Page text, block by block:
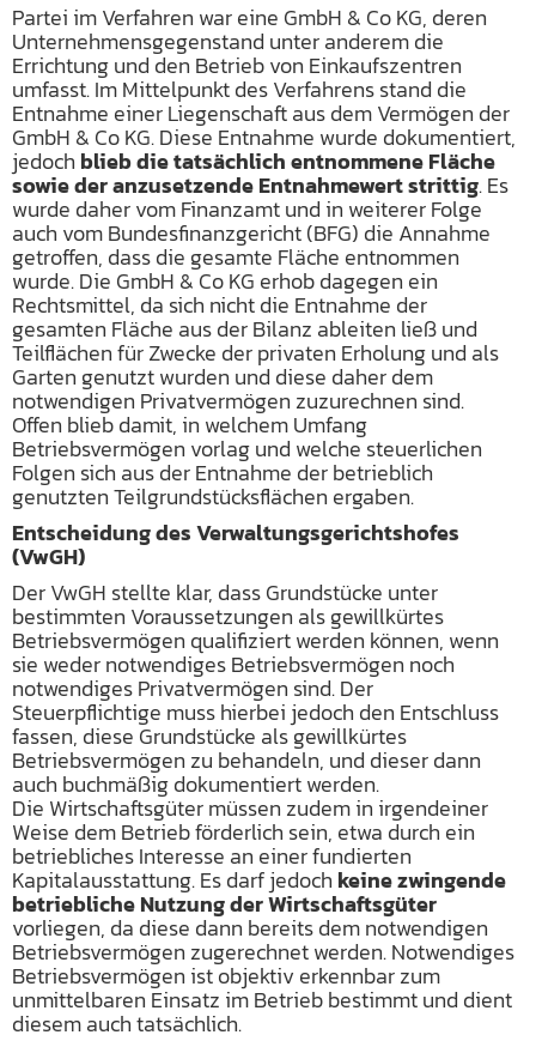
Partei im Verfahren war eine GmbH & Co KG, deren
Unternehmensgegenstand unter anderem die
Errichtung und den Betrieb von Einkaufszentren
umfasst. Im Mittelpunkt des Verfahrens stand die
Entnahme einer Liegenschaft aus dem Vermögen der
GmbH & Co KG. Diese Entnahme wurde dokumentiert,
jedoch blieb die tatsächlich entnommene Fläche
sowie der anzusetzende Entnahmewert strittig. Es
wurde daher vom Finanzamt und in weiterer Folge
auch vom Bundesfinanzgericht (BFG) die Annahme
getroffen, dass die gesamte Fläche entnommen
wurde. Die GmbH & Co KG erhob dagegen ein
Rechtsmittel, da sich nicht die Entnahme der
gesamten Fläche aus der Bilanz ableiten ließ und
Teilflächen für Zwecke der privaten Erholung und als
Garten genutzt wurden und diese daher dem
notwendigen Privatvermögen zuzurechnen sind.
Offen blieb damit, in welchem Umfang
Betriebsvermögen vorlag und welche steuerlichen
Folgen sich aus der Entnahme der betrieblich
genutzten Teilgrundstücksflächen ergaben.
Entscheidung des Verwaltungsgerichtshofes
(VwGH)
Der VwGH stellte klar, dass Grundstücke unter
bestimmten Voraussetzungen als gewillkürtes
Betriebsvermögen qualifiziert werden können, wenn
sie weder notwendiges Betriebsvermögen noch
notwendiges Privatvermögen sind. Der
Steuerpflichtige muss hierbei jedoch den Entschluss
fassen, diese Grundstücke als gewillkürtes
Betriebsvermögen zu behandeln, und dieser dann
auch buchmäßig dokumentiert werden.
Die Wirtschaftsgüter müssen zudem in irgendeiner
Weise dem Betrieb förderlich sein, etwa durch ein
betriebliches Interesse an einer fundierten
Kapitalausstattung. Es darf jedoch keine zwingende
betriebliche Nutzung der Wirtschaftsgüter
vorliegen, da diese dann bereits dem notwendigen
Betriebsvermögen zugerechnet werden. Notwendiges
Betriebsvermögen ist objektiv erkennbar zum
unmittelbaren Einsatz im Betrieb bestimmt und dient
diesem auch tatsächlich.